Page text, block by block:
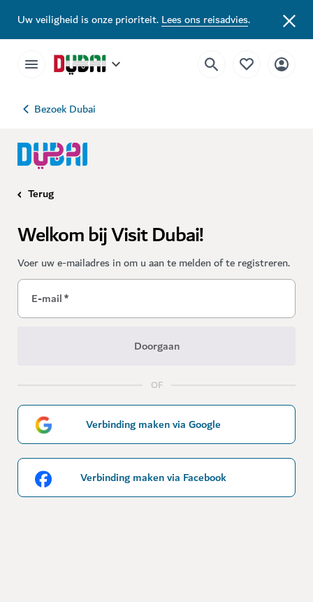
Uw veiligheid is onze prioriteit.Lees ons reisadvies.
Bezoek Dubai
Terug
Welkom bij Visit Dubai!
Voer uw e-mailadres in om u aan te melden of te registreren.
E-mail*
Doorgaan
OF
Verbinding maken via Google
Verbinding maken via Facebook